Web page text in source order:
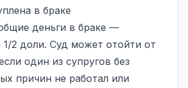
в браке
деньги в браке —
2 доли. Суд может отойти от
один из супругов без
причин не работал или